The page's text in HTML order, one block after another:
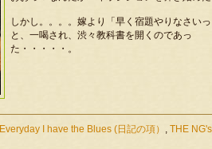
しかし。。。。嫁より「早く宿題やりなさいっ
と、一喝され、渋々教科書を開くのであっ
た・・・・・。
Everyday I have the Blues (日記の項） , THE NG's